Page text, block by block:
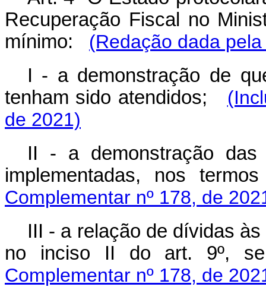
Recuperação Fiscal no
mínimo: (Redação dada
I - a demonstração de
tenham sido atendidos;
de 2021)
II - a demonstração das
implementadas, nos
Complementar nº 178, de
III - a relação de dívidas
no inciso II do art.
Complementar nº 178, de